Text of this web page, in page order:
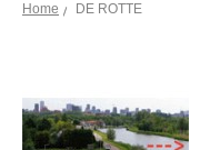
Home DE ROTTE